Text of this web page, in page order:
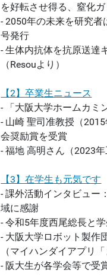
を好転させ得る、窒化
- 2050年の未来を研究者
号発行
- 生体内抗体を抗原送達
（Resouより）
【2】卒業生ニュース
- 「大阪大学ホームカミ
- 山崎 聖司准教授（
会奨励賞を受賞
- 福地 高明さん（2023
【3】在学生も元気です
- 課外活動インタビュー
域に感謝
- 令和5年度西尾総長と
- 大阪大学ロボット製作
（マイハンダイアプリ
- 阪大生が各学会等で受